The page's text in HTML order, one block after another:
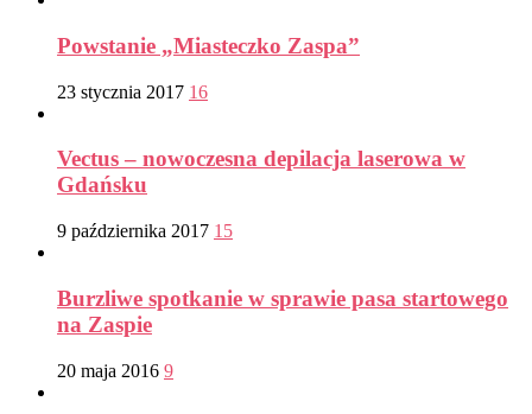
Powstanie „Miasteczko Zaspa”
23 stycznia 2017 16
Vectus – nowoczesna depilacja laserowa w
Gdańsku
9 października 2017 15
Burzliwe spotkanie w sprawie pasa startowego
na Zaspie
20 maja 2016 9